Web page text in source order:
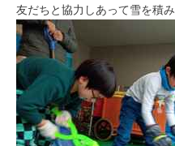
友だちと協力しあって雪を積